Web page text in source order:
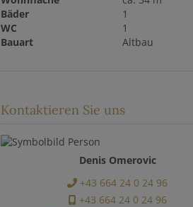
Bäder
1
WC
1
Bauart
Altbau
Kontaktieren Sie uns
Denis Omerovic
+43 664 24 0 24 96
+43 664 24 0 24 96